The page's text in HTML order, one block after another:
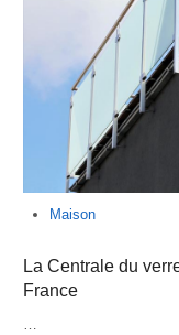
Maison
La Centrale du
France
…